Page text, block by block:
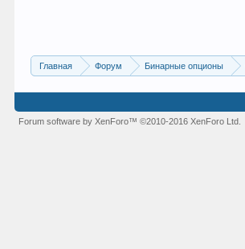
Главная Форум Бинарные опционы
Forum software by XenForo™©2010-2016 XenForo Ltd.